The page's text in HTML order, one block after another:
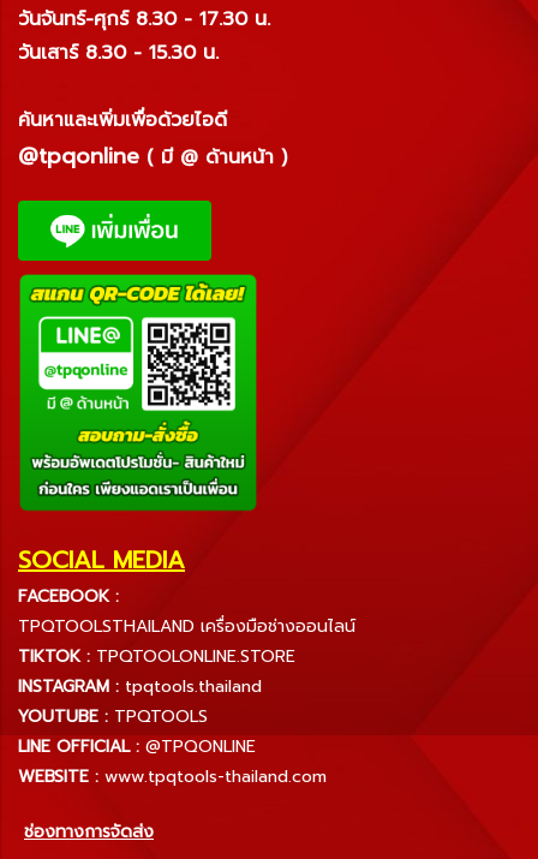
วันจันทร์-ศุกร์ 8.30 - 17.30 น.
วันเสาร์ 8.30 - 15.30 น.
ค้นหาและเพิ่มเพื่อด้วยไอดี
@tpqonline ( มี @ ด้านหน้า )
SOCIAL MEDIA
FACEBOOK :
TPQTOOLSTHAILAND เครื่องมือช่างออนไลน์
TIKTOK : TPQTOOLONLINE.STORE
INSTAGRAM : tpqtools.thailand
YOUTUBE : TPQTOOLS
LINE OFFICIAL : @TPQONLINE
WEBSITE : www.tpqtools-thailand.com
ช่องทางการจัดส่ง